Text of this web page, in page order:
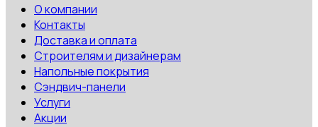
О компании
Контакты
Доставка и оплата
Строителям и дизайнерам
Напольные покрытия
Сэндвич-панели
Услуги
Акции